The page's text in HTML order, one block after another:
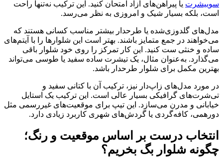
سوییشرت یا پیراهن‌های آزاد امتحان کنید. این ترکیب نه‌تنها راحت
است، بلکه بسیار شیک و امروزی به نظر می‌رسد.
مدل‌های گلدوزی‌شده یا طرحدار بیشتر مناسب کسانی هستند که
می‌خواهند در جمع متمایز باشند. بهتر است این شلوارها را با آیتم‌های
ساده‌ و خنثی ست کنید. این کار تمرکز را روی خود شلوار باقی
می‌گذارد. به‌عنوان مثال، یک تیشرت ساده سفید یا طوسی می‌تواند
بهترین مکمل برای شلوار طرحدار باشد.
در مورد مدل‌های زاپ‌دار نیز، ترکیب آن با کتانی سفید و
تی‌شرت‌های گرافیکی بسیار عالی است. این ترکیب یک استایل
خیابانی و مدرن می‌سازد. این تیپ برای موقعیت‌های غیررسمی مثل
دورهمی، کافه‌گردی یا گردش‌های شهری کاربرد زیادی دارد.
انتخاب درست بر اساس موقعیت و رنگ؛
چگونه شلوار بگ بخریم؟